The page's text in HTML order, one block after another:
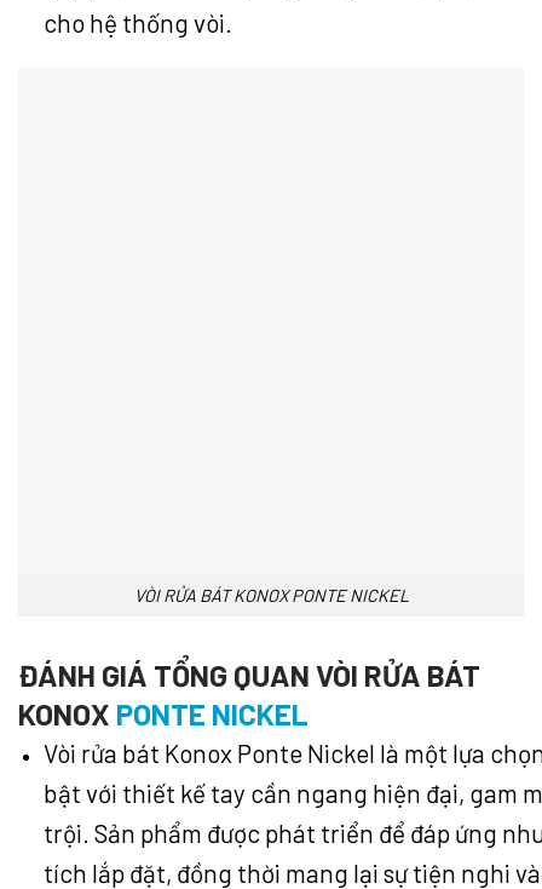
cho hệ thống vòi.
VÒI RỬA BÁT KONOX PONTE NICKEL
ĐÁNH GIÁ TỔNG QUAN VÒI RỬA BÁT
KONOX PONTE NICKEL
Vòi rửa bát Konox Ponte Nickel là một lựa
bật với thiết kế tay cần ngang hiện đại, gam
trội. Sản phẩm được phát triển để đáp ứng
tích lắp đặt, đồng thời mang lại sự tiện nghi